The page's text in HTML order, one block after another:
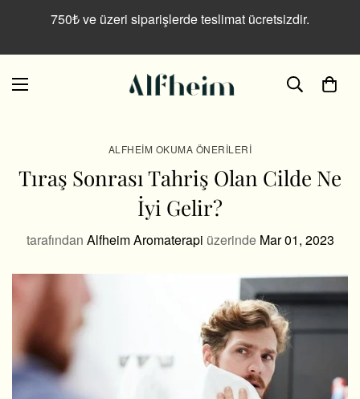
750₺ ve üzeri siparişlerde teslimat ücretsizdir.
ALFHEIM OKUMA ÖNERILERI
Tıraş Sonrası Tahriş Olan Cilde Ne
İyi Gelir?
tarafından Alfheim Aromaterapi üzerinde Mar 01, 2023